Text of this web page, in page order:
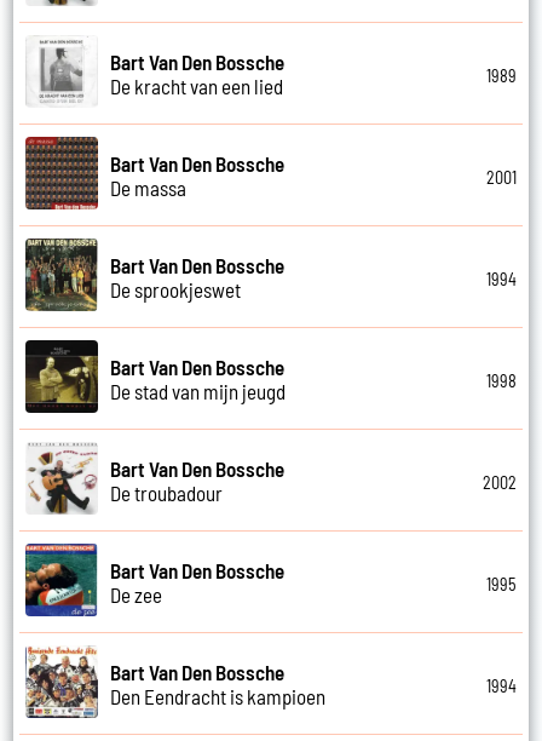
Bart Van Den Bossche
De kracht van een lied
1989
Bart Van Den Bossche
De massa
2001
Bart Van Den Bossche
De sprookjeswet
1994
Bart Van Den Bossche
De stad van mijn jeugd
1998
Bart Van Den Bossche
De troubadour
2002
Bart Van Den Bossche
De zee
1995
Bart Van Den Bossche
Den Eendracht is kampioen
1994